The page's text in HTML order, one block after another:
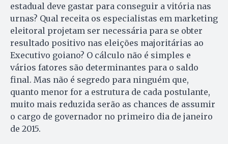
estadual deve gastar para conseguir a vitória nas
urnas? Qual receita os especialistas em marketing
eleitoral projetam ser necessária para se obter
resultado positivo nas eleições majoritárias ao
Executivo goiano? O cálculo não é simples e
vários fatores são determinantes para o saldo
final. Mas não é segredo para ninguém que,
quanto menor for a estrutura de cada postulante,
muito mais reduzida serão as chances de assumir
o cargo de governador no primeiro dia de janeiro
de 2015.